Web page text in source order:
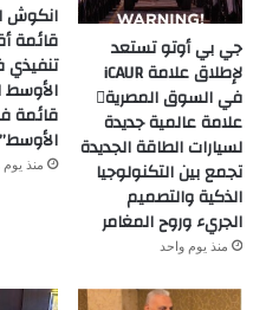
جي بي أوتو تستعد
لإطلاق علامة iCAUR
في السوق المصرية
علامة عالمية جديدة
لسيارات الطاقة الجديدة
تجمع بين التكنولوجيا
الذكية والتصميم
الجريء وروح المغامر
منذ يوم واحد
انكوش
قائمة
الأوسط”
منذ